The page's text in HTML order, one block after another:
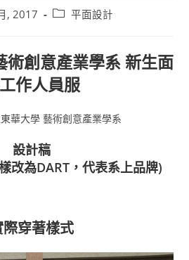
, 2017
Post平面設計
術創意產業學系 新生面
作人員服
華大學 藝術創意產業學系
設計稿
改為DART，代表系上品牌)
際穿著樣式